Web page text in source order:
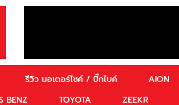
รีวิว มอเตอร์ไซค์ / บิ๊กไบค์ AION
BENZ
TOYOTA ZEEKR